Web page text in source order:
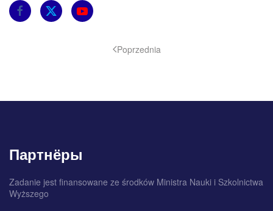
Poprzednia
Партнёры
Zadanie jest finansowane ze środków Ministra Nauki i Szkolnictwa
Wyższego